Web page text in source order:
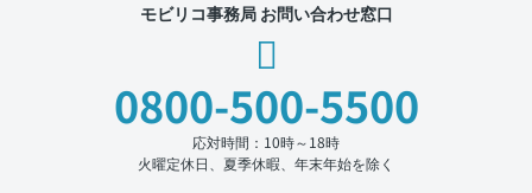
モビリコ事務局 お問い合わせ窓口
0800-500-5500
応対時間：10時～18時
火曜定休日、夏季休暇、年末年始を除く